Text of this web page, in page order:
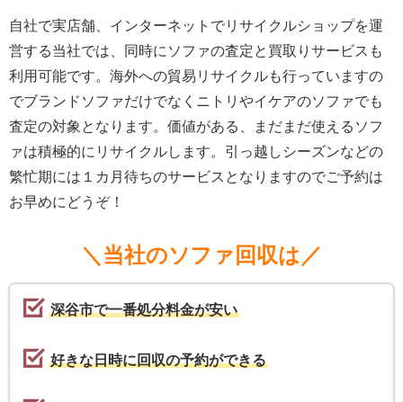
自社で実店舗、インターネットでリサイクルショップを運
営する当社では、同時にソファの査定と買取りサービスも
利用可能です。海外への貿易リサイクルも行っていますの
でブランドソファだけでなくニトリやイケアのソファでも
査定の対象となります。価値がある、まだまだ使えるソフ
ァは積極的にリサイクルします。引っ越しシーズンなどの
繁忙期には１カ月待ちのサービスとなりますのでご予約は
お早めにどうぞ！
＼当社のソファ回収は／
深谷市で一番処分料金が安い
好きな日時に回収の予約ができる